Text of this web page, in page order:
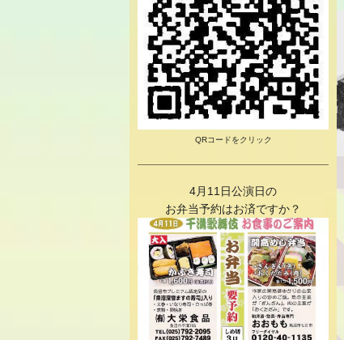
QRコードをクリック
4月11日公演日の
お弁当予約はお済ですか？